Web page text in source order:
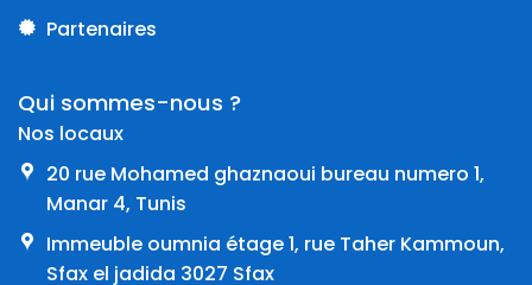
Partenaires
Qui sommes-nous ?
Nos locaux
20 rue Mohamed ghaznaoui bureau numero 1,
Manar 4, Tunis
Immeuble oumnia étage 1, rue Taher Kammoun,
Sfax el jadida 3027 Sfax